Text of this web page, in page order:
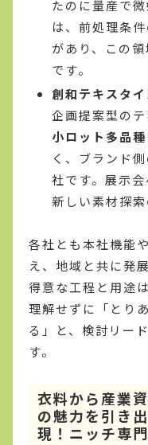
たのに量産で
は、前処理条
があり、この
です。
創和テキスタイ
企画提案型の
小ロット多品
く、ブランド
社です。展示会
新しい素材探
各社とも本社機能
え、地域と共に発
得意な工程と用途
理解せずに「とり
る」と、検討リー
す。
衣料から産業
の魅力を引き
現！ニッチ専